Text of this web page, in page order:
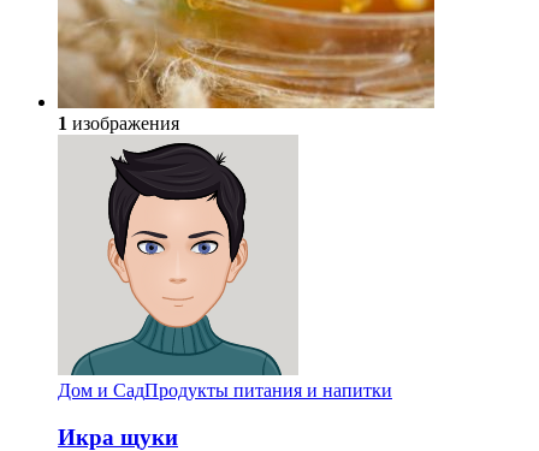
1 изображения
Дом и СадПродукты питания и напитки
Икра щуки